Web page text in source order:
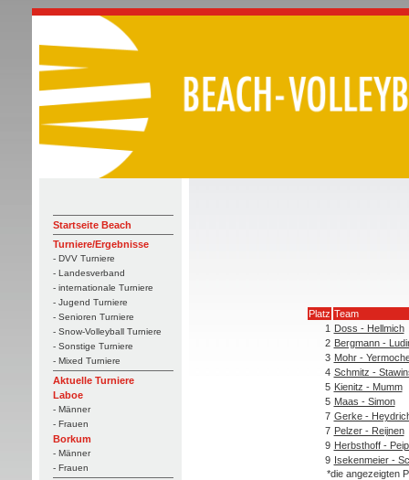
Startseite Beach
Turniere/Ergebnisse
- DVV Turniere
- Landesverband
- internationale Turniere
- Jugend Turniere
- Senioren Turniere
- Snow-Volleyball Turniere
- Sonstige Turniere
- Mixed Turniere
Aktuelle Turniere
Laboe
- Männer
- Frauen
Borkum
- Männer
- Frauen
Platz Team
1 Doss - Hellmich
2 Bergmann -
3 Mohr -
4 Schmitz -
5 Kienitz - Mumm
5 Maas - Simon
7 Gerke -
7 Pelzer - Reijnen
9 Herbsthoff -
9 Isekenmeier -
*die angezeigten